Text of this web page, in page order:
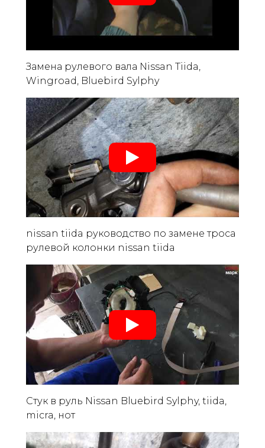
Замена рулевого вала Nissan Tiida,
Wingroad, Bluebird Sylphy
nissan tiida руководство по замене троса
рулевой колонки nissan tiida
Стук в руль Nissan Bluebird Sylphy, tiida,
micra, нот